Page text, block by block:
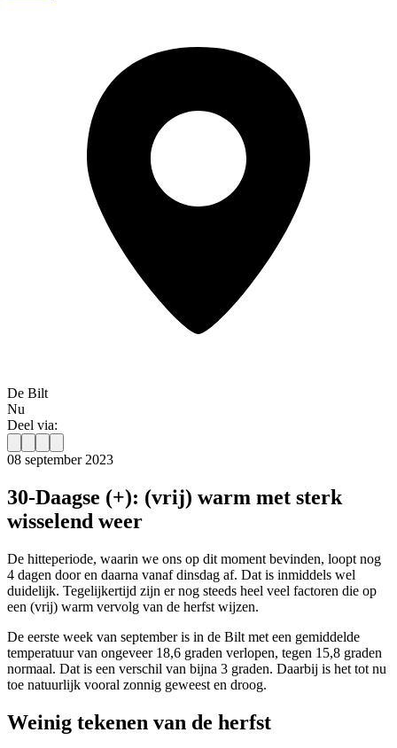
De Bilt
Nu
Deel via:
08 september 2023
30-Daagse (+): (vrij) warm met sterk
wisselend weer
De hitteperiode, waarin we ons op dit moment bevinden, loopt nog
4 dagen door en daarna vanaf dinsdag af. Dat is inmiddels wel
duidelijk. Tegelijkertijd zijn er nog steeds heel veel factoren die op
een (vrij) warm vervolg van de herfst wijzen.
De eerste week van september is in de Bilt met een gemiddelde
temperatuur van ongeveer 18,6 graden verlopen, tegen 15,8 graden
normaal. Dat is een verschil van bijna 3 graden. Daarbij is het tot nu
toe natuurlijk vooral zonnig geweest en droog.
Weinig tekenen van de herfst